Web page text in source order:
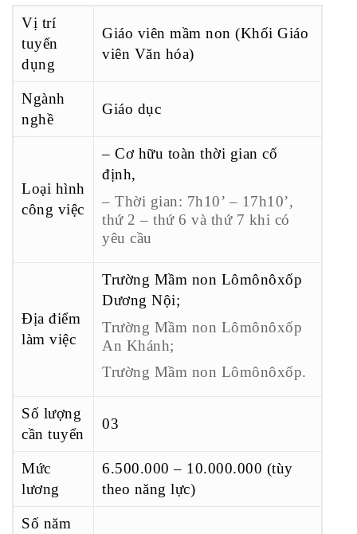
Vị trí
tuyển
dụng
Giáo viên mầm non (Khối Giáo
viên Văn hóa)
Ngành
nghề
Giáo dục
Loại hình
công việc
– Cơ hữu toàn thời gian cố
định,
– Thời gian: 7h10’ – 17h10’,
thứ 2 – thứ 6 và thứ 7 khi có
yêu cầu
Địa điểm
làm việc
Trường Mầm non Lômônôxốp
Dương Nội;
Trường Mầm non Lômônôxốp
An Khánh;
Trường Mầm non Lômônôxốp.
Số lượng
cần tuyển
03
Mức
lương
6.500.000 – 10.000.000 (tùy
theo năng lực)
Số năm